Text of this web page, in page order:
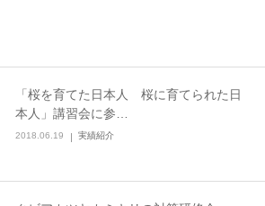
「桜を育てた日本人 桜に育てられた日
本人」講習会に参…
2018.06.19 実績紹介